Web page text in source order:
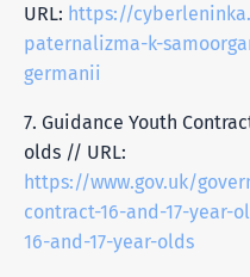
URL: https://
paternalizma-k-
germanii
7. Guidance Youth
olds // URL:
https://www.gov.uk/
contract-16-and-17-
16-and-17-year-olds